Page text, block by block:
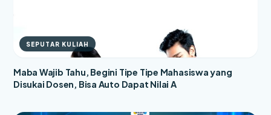
SEPUTAR KULIAH
Maba Wajib Tahu, Begini Tipe Tipe Mahasiswa yang
Disukai Dosen, Bisa Auto Dapat Nilai A